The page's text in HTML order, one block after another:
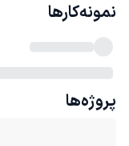
نمونه‌کارها
پروژه‌ها